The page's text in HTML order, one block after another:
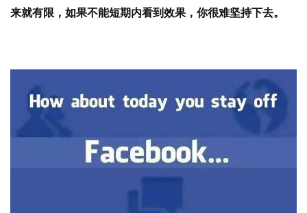
来就有限，如果不能短期内看到效果，你很难坚持下去。